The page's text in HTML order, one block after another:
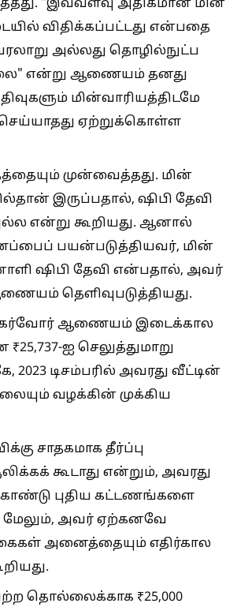
"இவ்வளவு அதிகமான மின்
விதிக்கப்பட்டது என்பதை
அல்லது தொழில்நுட்ப
என்று ஆணையம் தனது
மின்வாரியத்திடமே
ஏற்றுக்கொள்ள
முன்வைத்தது. மின்
இருப்பதால், ஷிபி தேவி
என்று கூறியது. ஆனால்
பயன்படுத்தியவர், மின்
ஷிபி தேவி என்பதால், அவர்
தெளிவுபடுத்தியது.
ஆணையம் இடைக்கால
ஐ செலுத்துமாறு
டிசம்பரில் அவரது வீட்டின்
வழக்கின் முக்கிய
சாதகமாக தீர்ப்பு
கூடாது என்றும், அவரது
புதிய கட்டணங்களை
மேலும், அவர் ஏற்கனவே
அனைத்தையும் எதிர்கால
தொல்லைக்காக ₹25,000